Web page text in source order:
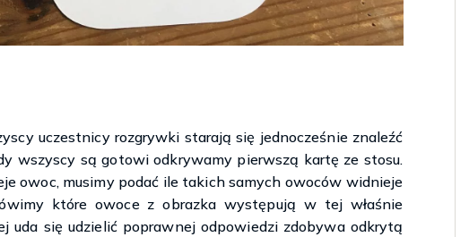
uczestnicy rozgrywki starają się jednocześnie znaleźć
wszyscy są gotowi odkrywamy pierwszą kartę ze stosu.
owoc, musimy podać ile takich samych owoców widnieje
które owoce z obrazka występują w tej właśnie
uda się udzielić poprawnej odpowiedzi zdobywa odkrytą